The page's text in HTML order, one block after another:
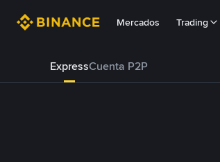
Mercados Trading
ExpressCuenta P2P